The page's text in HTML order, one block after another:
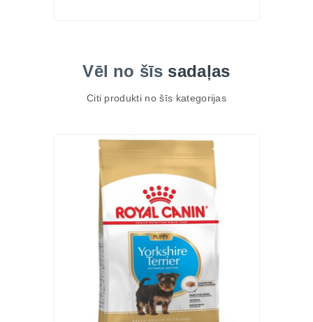
Vēl no šīs sadaļas
Citi produkti no šīs kategorijas